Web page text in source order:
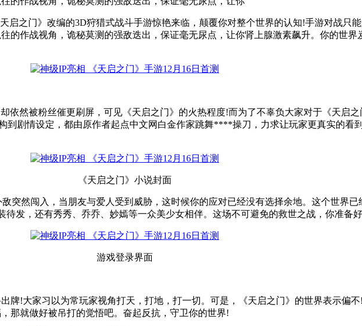
启之门》改编的3D狩猎式战斗手游惊艳来临，颠覆你对整个世界的认知!手游对战只
的作战视角，诡秘莫测的强敌迭出，保证毫无尿点，让你肾上腺激素飙升。你的世
依然被粉丝催更刷屏，可见《天启之门》的火热程度!而为了不辜负大家对于《天启
剧情设定，都由原作者起点中文网白金作家跳舞****操刀，力求让玩家更真实的看
《天启之门》小说封面
突然闯入，当朋友与爱人受到威胁，这时候你的应对已经没有选择余地。这个世界已
发，还有秀秀、乔乔、妙嫣等一众美少女相伴。这场不可避免的救世之战，你准备
游戏登录界面
牌!大家习以为常玩家视角打天，打地，打一切。可是，《天启之门》的世界表示偏
那就做好被吊打的觉悟吧。奋起反抗，守卫你的世界!